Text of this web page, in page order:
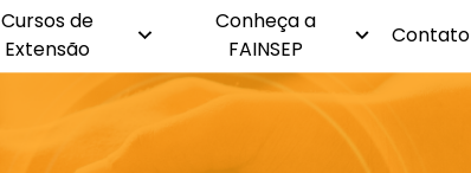
Cursos de
Extensão
Conheça a
FAINSEP
Contato